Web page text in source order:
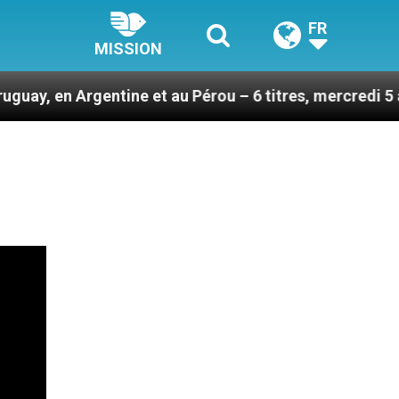
MISSION
FR
et au Pérou – 6 titres, mercredi 5 août 2026